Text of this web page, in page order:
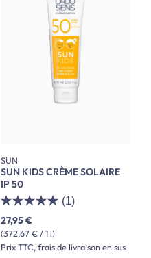
SUN
SUN KIDS CRÈME SOLAIRE
IP 50
(1)
(372,67 € / 1 l)
27,95 €
Prix TTC, frais de livraison en sus